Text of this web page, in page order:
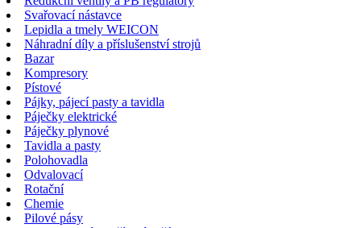
Svařovací nástavce
Lepidla a tmely WEICON
Náhradní díly a příslušenství strojů
Bazar
Kompresory
Pístové
Pájky, pájecí pasty a tavidla
Páječky elektrické
Páječky plynové
Tavidla a pasty
Polohovadla
Odvalovací
Rotační
Chemie
Pilové pásy